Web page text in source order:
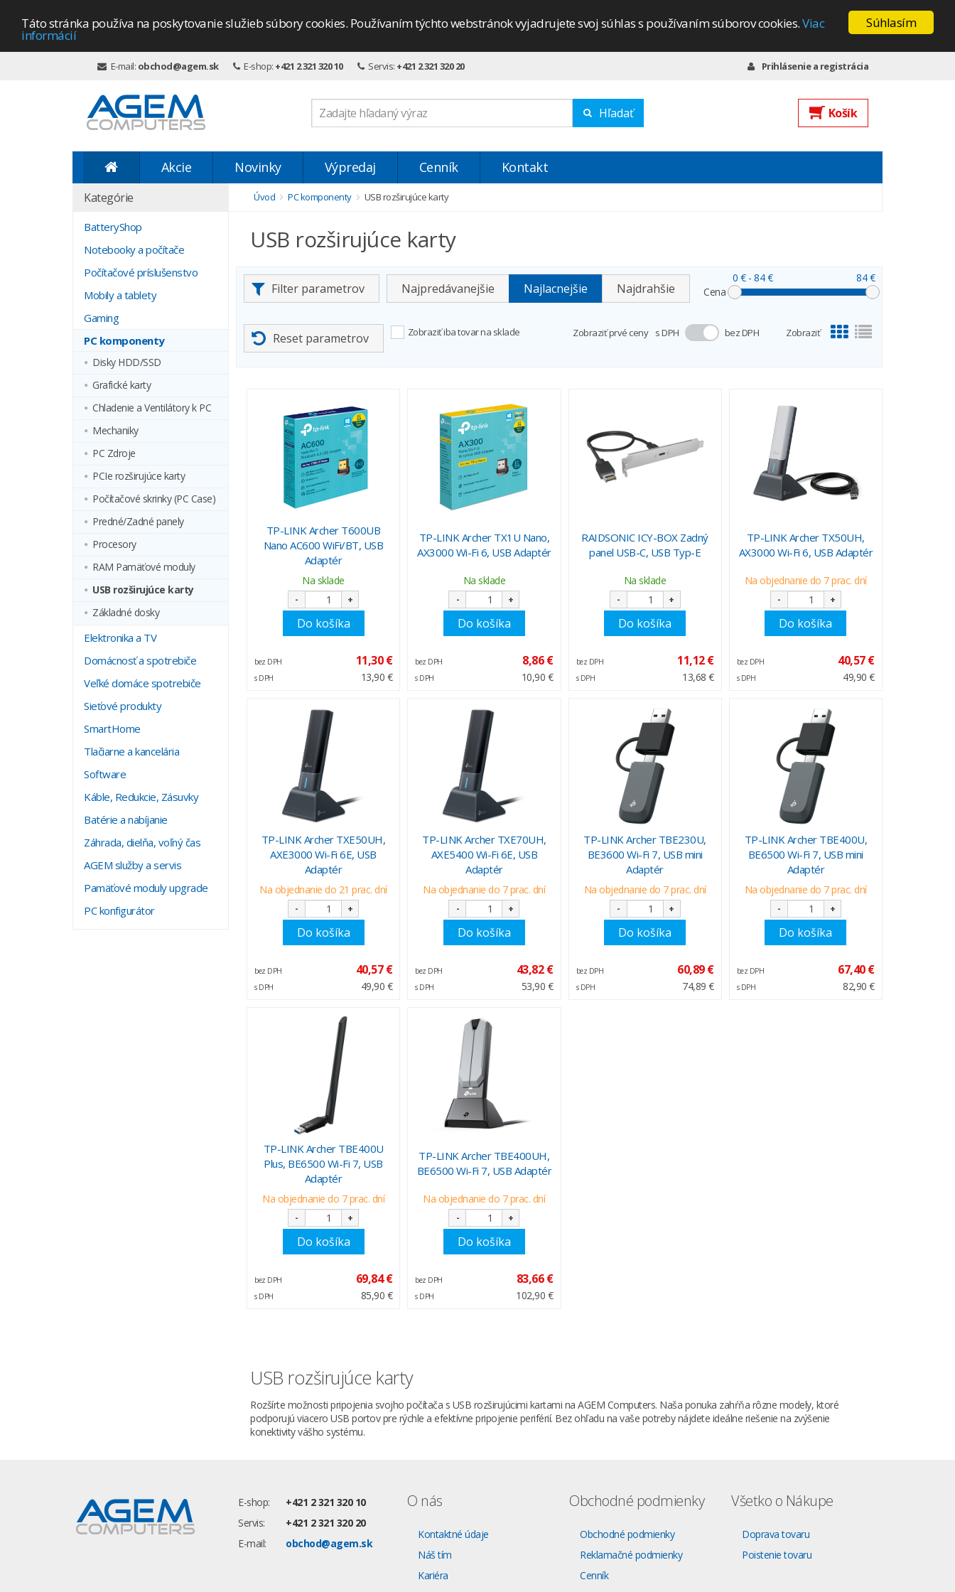
Súhlasím
Táto stránka používa na poskytovanie služieb súbory cookies. Používaním týchto webstránok vyjadrujete svoj súhlas s používaním súborov cookies.Viac
informácií
E-mail: obchod@agem.sk E-shop: +421 2 321 320 10 Servis: +421 2 321 320 20 Prihlásenie a registrácia
Hľadať Košík
Akcie Novinky Výpredaj Cenník Kontakt
Kategórie
BatteryShop
Notebooky a počítače
Počítačové príslušenstvo
Mobily a tablety
Gaming
PC komponenty
Disky HDD/SSD
Grafické karty
Chladenie a Ventilátory k PC
Mechaniky
PC Zdroje
PCIe rozširujúce karty
Počítačové skrinky (PC Case)
Predné/Zadné panely
Procesory
RAM Pamäťové moduly
USB rozširujúce karty
Základné dosky
Elektronika a TV
Domácnosť a spotrebiče
Veľké domáce spotrebiče
Sieťové produkty
SmartHome
Tlačiarne a kancelária
Software
Káble, Redukcie, Zásuvky
Batérie a nabíjanie
Záhrada, dielňa, voľný čas
AGEM služby a servis
Pamäťové moduly upgrade
PC konfigurátor
Úvod PC komponenty USB rozširujúce karty
USB rozširujúce karty
Filter parametrov Najpredávanejšie Najlacnejšie Najdrahšie Cena
0 €- 84 € 84 €
Reset parametrov Zobraziť iba tovar na sklade Zobraziť prvé ceny s DPH bez DPH Zobraziť
TP-LINK Archer T600UB
Nano AC600 WiFi/BT, USB
Adaptér
Na sklade
- +
Do košíka
bez DPH 11,30 €
s DPH 13,90 €
TP-LINK Archer TX1U Nano,
AX3000 Wi-Fi 6, USB Adaptér
Na sklade
- +
Do košíka
bez DPH 8,86 €
s DPH 10,90 €
RAIDSONIC ICY-BOX Zadný
panel USB-C, USB Typ-E
Na sklade
- +
Do košíka
bez DPH 11,12 €
s DPH 13,68 €
TP-LINK Archer TX50UH,
AX3000 Wi-Fi 6, USB Adaptér
Na objednanie do 7 prac. dní
- +
Do košíka
bez DPH 40,57 €
s DPH 49,90 €
TP-LINK Archer TXE50UH,
AXE3000 Wi-Fi 6E, USB
Adaptér
Na objednanie do 21 prac. dní
- +
Do košíka
bez DPH 40,57 €
s DPH 49,90 €
TP-LINK Archer TXE70UH,
AXE5400 Wi-Fi 6E, USB
Adaptér
Na objednanie do 7 prac. dní
- +
Do košíka
bez DPH 43,82 €
s DPH 53,90 €
TP-LINK Archer TBE230U,
BE3600 Wi-Fi 7, USB mini
Adaptér
Na objednanie do 7 prac. dní
- +
Do košíka
bez DPH 60,89 €
s DPH 74,89 €
TP-LINK Archer TBE400U,
BE6500 Wi-Fi 7, USB mini
Adaptér
Na objednanie do 7 prac. dní
- +
Do košíka
bez DPH 67,40 €
s DPH 82,90 €
TP-LINK Archer TBE400U
Plus, BE6500 Wi-Fi 7, USB
Adaptér
Na objednanie do 7 prac. dní
- +
Do košíka
bez DPH 69,84 €
s DPH 85,90 €
TP-LINK Archer TBE400UH,
BE6500 Wi-Fi 7, USB Adaptér
Na objednanie do 7 prac. dní
- +
Do košíka
bez DPH 83,66 €
s DPH 102,90 €
USB rozširujúce karty
Rozšírte možnosti pripojenia svojho počítača s USB rozširujúcimi kartami na AGEM Computers. Naša ponuka zahŕňa rôzne modely, ktoré
podporujú viacero USB portov pre rýchle a efektívne pripojenie periférií. Bez ohľadu na vaše potreby nájdete ideálne riešenie na zvýšenie
konektivity vášho systému.
E-shop:
+421 2 321 320 10
Servis:
+421 2 321 320 20
E-mail:
obchod@agem.sk
O nás
Kontaktné údaje
Náš tím
Kariéra
Obchodné podmienky
Obchodné podmienky
Reklamačné podmienky
Cenník
Všetko o Nákupe
Doprava tovaru
Poistenie tovaru